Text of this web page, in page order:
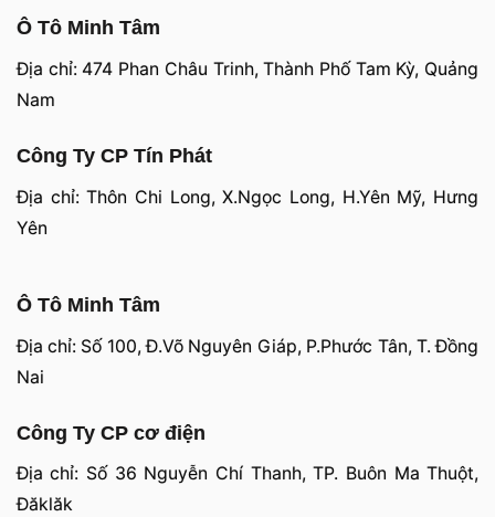
Ô Tô Minh Tâm
Địa chỉ: 474 Phan Châu Trinh, Thành Phố Tam Kỳ, Quảng
Nam
Công Ty CP Tín Phát
Địa chỉ: Thôn Chi Long, X.Ngọc Long, H.Yên Mỹ, Hưng
Yên
Ô Tô Minh Tâm
Địa chỉ: Số 100, Đ.Võ Nguyên Giáp, P.Phước Tân, T. Đồng
Nai
Công Ty CP cơ điện
Địa chỉ: Số 36 Nguyễn Chí Thanh, TP. Buôn Ma Thuột,
Đăklăk